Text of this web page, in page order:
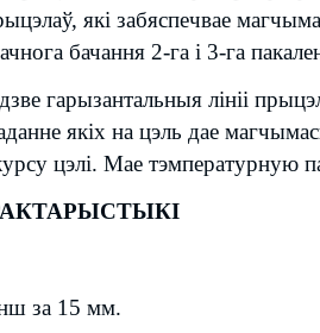
які забяспечвае
бачання 2-га і 3-га
гарызантальныя лініі
якіх на цэль дае
цэлі. Мае тэмпературную
за 15 мм.